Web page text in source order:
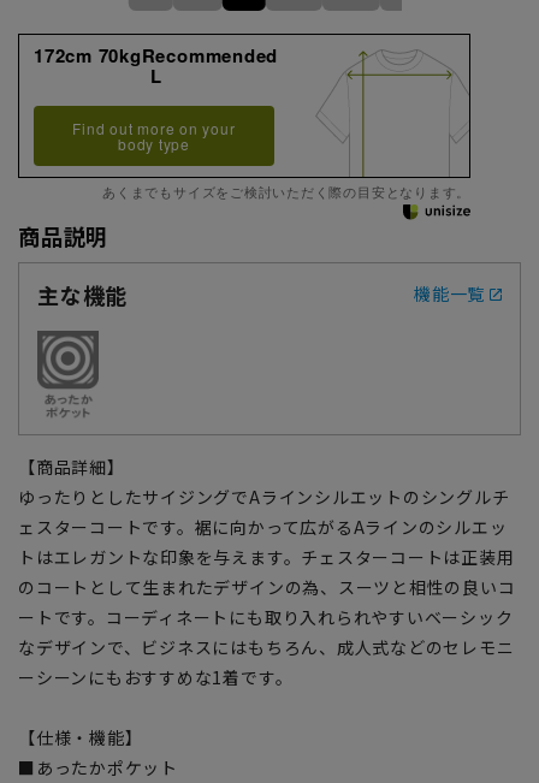
172cm 70kgRecommended
L
Find out more on your
body type
あくまでもサイズをご検討いただく際の目安となります。
商品説明
主な機能
機能一覧
【商品詳細】
ゆったりとしたサイジングでAラインシルエットのシングルチ
ェスターコートです。裾に向かって広がるAラインのシルエッ
トはエレガントな印象を与えます。チェスターコートは正装用
のコートとして生まれたデザインの為、スーツと相性の良いコ
ートです。コーディネートにも取り入れられやすいベーシック
なデザインで、ビジネスにはもちろん、成人式などのセレモニ
ーシーンにもおすすめな1着です。
【仕様・機能】
■あったかポケット